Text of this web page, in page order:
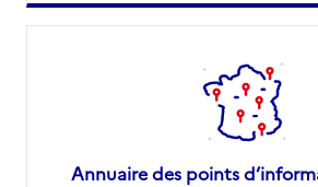
Annuaire des points